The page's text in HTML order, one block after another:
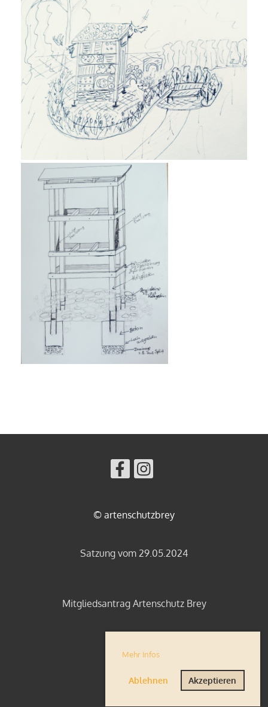
Mehr Infos
Ablehnen Akzeptieren
© artenschutzbrey
Satzung vom 29.05.2024
Mitgliedsantrag Artenschutz Brey
Impressum